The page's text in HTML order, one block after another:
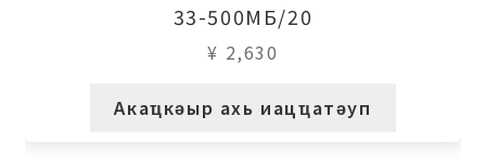
33-500МБ/20
¥ 2,630
Акаҵкәыр ахь иацҵатәуп